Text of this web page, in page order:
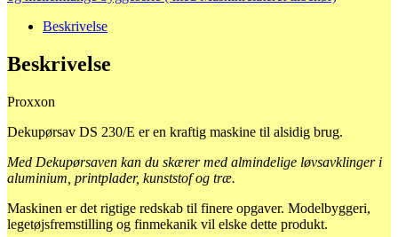
Beskrivelse
Beskrivelse
Proxxon
Dekupørsav DS 230/E er en kraftig maskine til alsidig brug.
Med Dekupørsaven kan du skærer med almindelige løvsavklinger i
aluminium, printplader, kunststof og træ.
Maskinen er det rigtige redskab til finere opgaver. Modelbyggeri,
legetøjsfremstilling og finmekanik vil elske dette produkt.